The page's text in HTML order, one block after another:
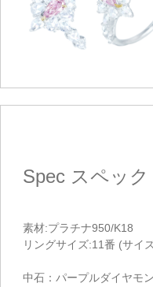
Spec スペック
素材:プラチナ950/K18
リングサイズ:11番 (サイ
中石：パープルダイヤモ